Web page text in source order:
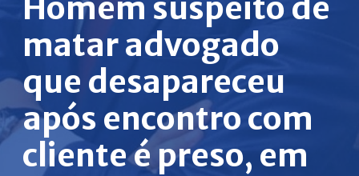
matar advogado
que desapareceu
após encontro com
cliente é preso, em